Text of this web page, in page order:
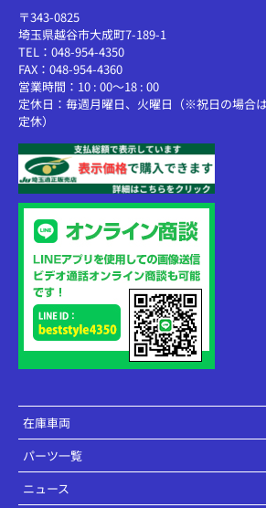
〒343-0825
埼玉県越谷市大成町7-189-1
TEL：048-954-4350
FAX：048-954-4360
営業時間：10 : 00～18 : 00
定休日：毎週月曜日、火曜日（※祝日の場合
定休）
在庫車両
パーツ一覧
ニュース